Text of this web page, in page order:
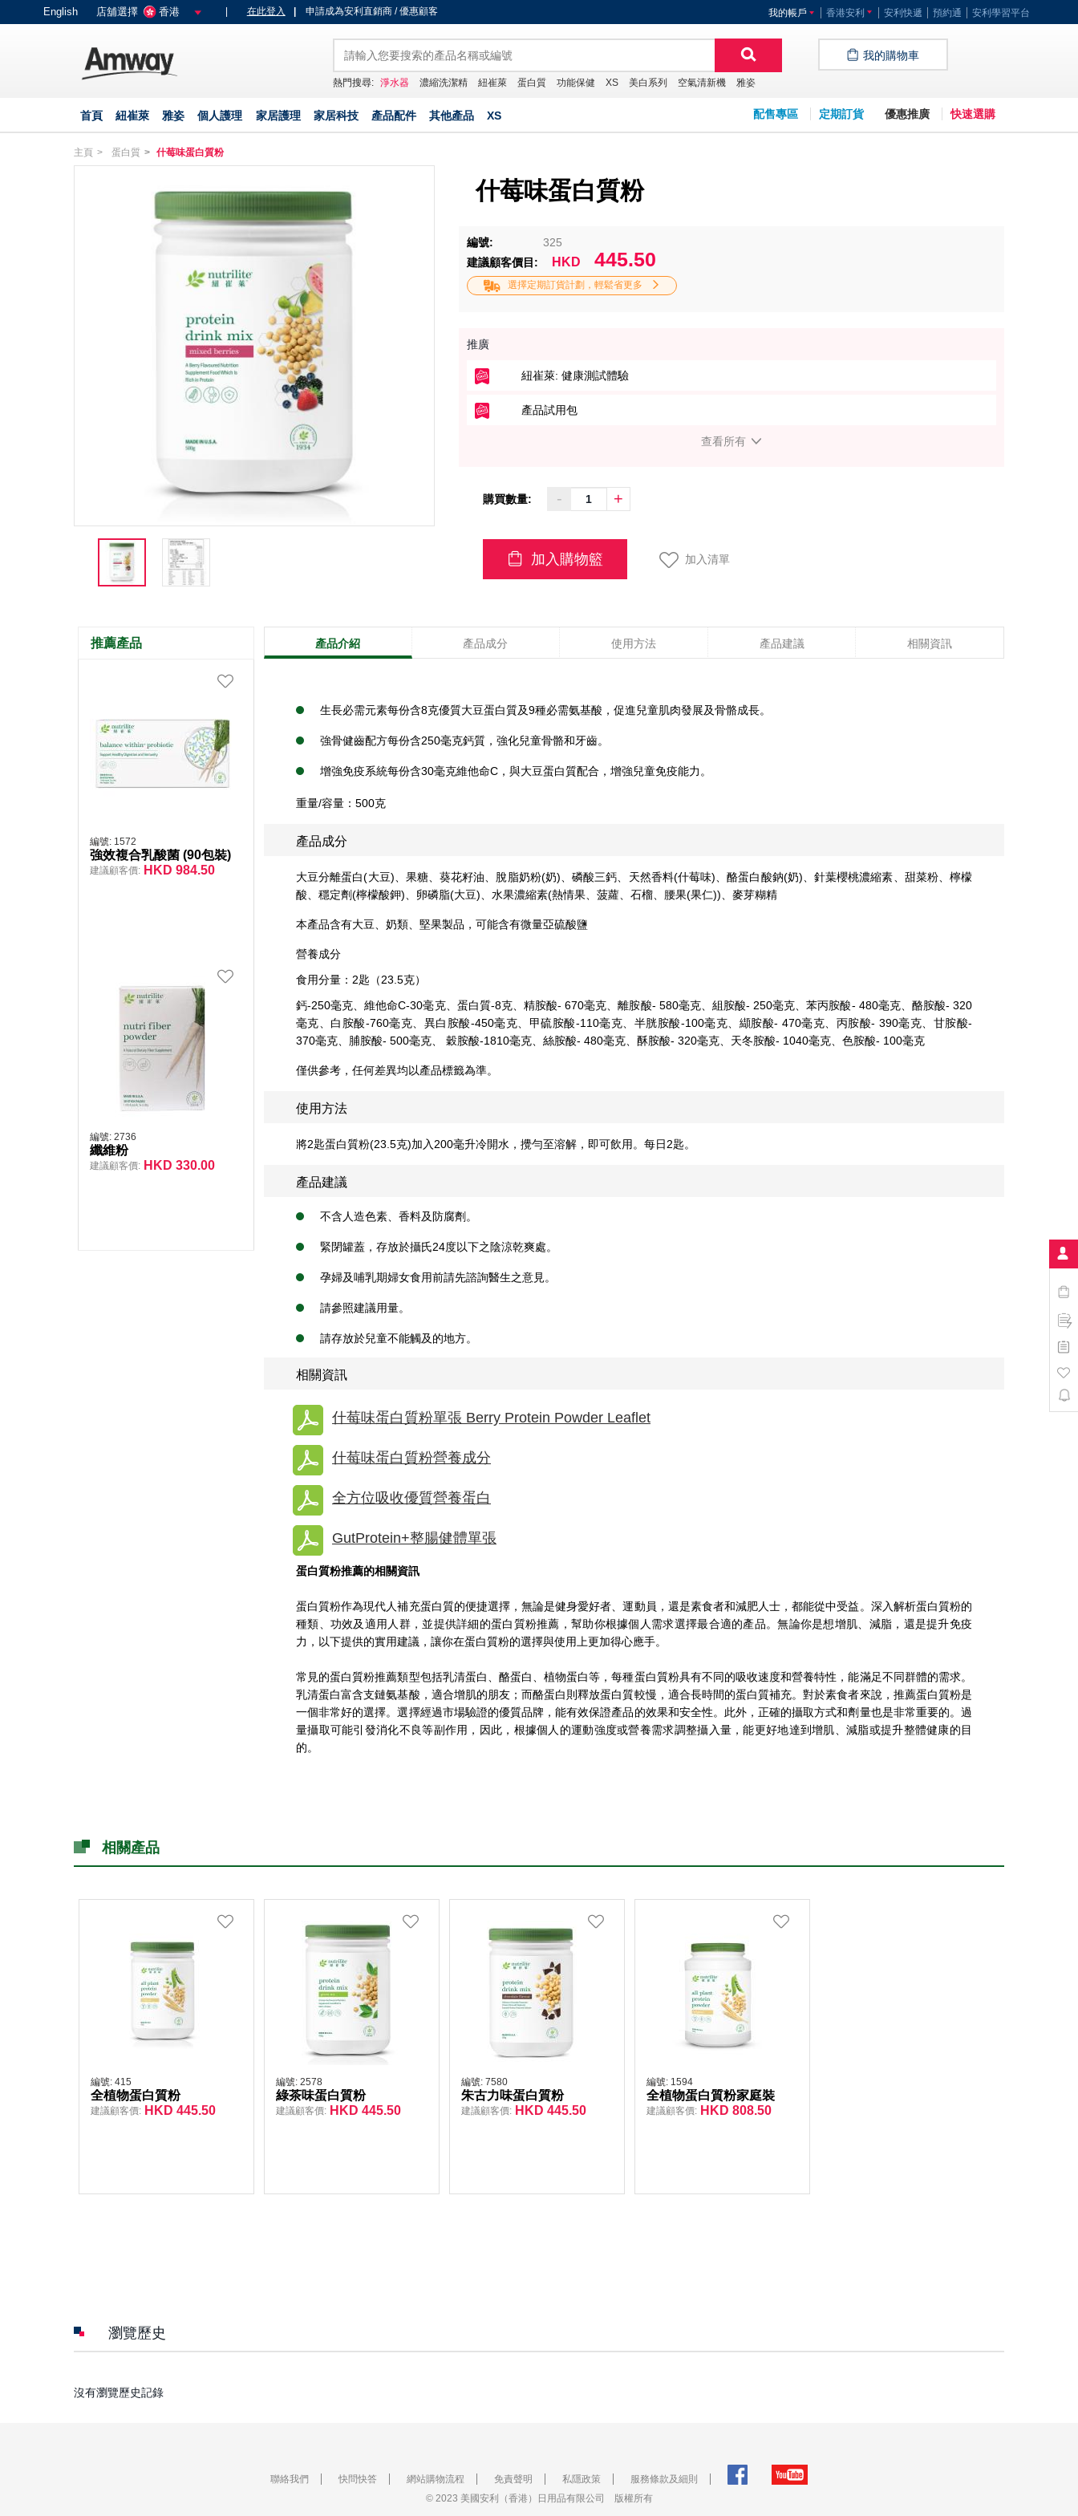
text.skipToContent
text.skipToNavigation
English 店舖選擇 香港 在此登入 申請成為安利直銷商 / 優惠顧客 香港安利 安利快遞 預約通 安利學習平台
我的帳戶
熱門搜尋: 淨水器 濃縮洗潔精 紐崔萊 蛋白質 功能保健 XS 美白系列 空氣清新機 雅姿
我的購物車
首頁 紐崔萊 雅姿 個人護理 家居護理 家居科技 產品配件 其他產品 XS 配售專區 定期訂貨 優惠推廣 快速選購
主頁 蛋白質 什莓味蛋白質粉
什莓味蛋白質粉
編號:
325
建議顧客價目:
HKD 445.50
選擇定期訂貨計劃，輕鬆省更多
推廣
紐崔萊: 健康測試體驗
產品試用包
查看所有
購買數量: - +
加入購物籃 加入清單
推薦產品
編號: 1572
強效複合乳酸菌 (90包裝)
建議顧客價: HKD 984.50
編號: 2736
纖維粉
建議顧客價: HKD 330.00
產品介紹 產品成分 使用方法 產品建議 相關資訊
生長必需元素每份含8克優質大豆蛋白質及9種必需氨基酸，促進兒童肌肉發展及骨骼成長。
強骨健齒配方每份含250毫克鈣質，強化兒童骨骼和牙齒。
增強免疫系統每份含30毫克維他命C，與大豆蛋白質配合，增強兒童免疫能力。
重量/容量：500克
產品成分
大豆分離蛋白(大豆)、果糖、葵花籽油、脫脂奶粉(奶)、磷酸三鈣、天然香料(什莓味)、酪蛋白酸鈉(奶)、針葉櫻桃濃縮素、甜菜粉、檸檬
酸、穩定劑(檸檬酸鉀)、卵磷脂(大豆)、水果濃縮素(熱情果、菠蘿、石榴、腰果(果仁))、麥芽糊精
本產品含有大豆、奶類、堅果製品，可能含有微量亞硫酸鹽
營養成分
食用分量：2匙（23.5克）
鈣-250毫克、維他命C-30毫克、蛋白質-8克、精胺酸- 670毫克、離胺酸- 580毫克、組胺酸- 250毫克、苯丙胺酸- 480毫克、酪胺酸- 320
毫克、白胺酸-760毫克、異白胺酸-450毫克、甲硫胺酸-110毫克、半胱胺酸-100毫克、纈胺酸- 470毫克、丙胺酸- 390毫克、甘胺酸-
370毫克、脯胺酸- 500毫克、 穀胺酸-1810毫克、絲胺酸- 480毫克、酥胺酸- 320毫克、天冬胺酸- 1040毫克、色胺酸- 100毫克
僅供參考，任何差異均以產品標籤為準。
使用方法
將2匙蛋白質粉(23.5克)加入200毫升冷開水，攪勻至溶解，即可飲用。每日2匙。
產品建議
不含人造色素、香料及防腐劑。
緊閉罐蓋，存放於攝氏24度以下之陰涼乾爽處。
孕婦及哺乳期婦女食用前請先諮詢醫生之意見。
請參照建議用量。
請存放於兒童不能觸及的地方。
相關資訊
什莓味蛋白質粉單張 Berry Protein Powder Leaflet
什莓味蛋白質粉營養成分
全方位吸收優質營養蛋白
GutProtein+整腸健體單張
蛋白質粉推薦的相關資訊
蛋白質粉作為現代人補充蛋白質的便捷選擇，無論是健身愛好者、運動員，還是素食者和減肥人士，都能從中受益。深入解析蛋白質粉的
種類、功效及適用人群，並提供詳細的蛋白質粉推薦，幫助你根據個人需求選擇最合適的產品。無論你是想增肌、減脂，還是提升免疫
力，以下提供的實用建議，讓你在蛋白質粉的選擇與使用上更加得心應手。
常見的蛋白質粉推薦類型包括乳清蛋白、酪蛋白、植物蛋白等，每種蛋白質粉具有不同的吸收速度和營養特性，能滿足不同群體的需求。
乳清蛋白富含支鏈氨基酸，適合增肌的朋友；而酪蛋白則釋放蛋白質較慢，適合長時間的蛋白質補充。對於素食者來說，推薦蛋白質粉是
一個非常好的選擇。選擇經過市場驗證的優質品牌，能有效保證產品的效果和安全性。此外，正確的攝取方式和劑量也是非常重要的。過
量攝取可能引發消化不良等副作用，因此，根據個人的運動強度或營養需求調整攝入量，能更好地達到增肌、減脂或提升整體健康的目
的。
相關產品
編號: 415
全植物蛋白質粉
建議顧客價: HKD 445.50
編號: 2578
綠茶味蛋白質粉
建議顧客價: HKD 445.50
編號: 7580
朱古力味蛋白質粉
建議顧客價: HKD 445.50
編號: 1594
全植物蛋白質粉家庭裝
建議顧客價: HKD 808.50
瀏覽歷史
沒有瀏覽歷史記錄
聯絡我們 快問快答 網站購物流程 免責聲明 私隱政策
服務條款及細則
© 2023 美國安利（香港）日用品有限公司 版權所有